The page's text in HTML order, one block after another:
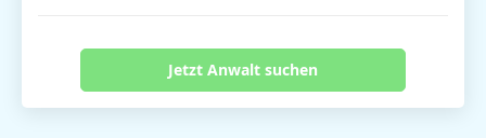
Jetzt Anwalt suchen